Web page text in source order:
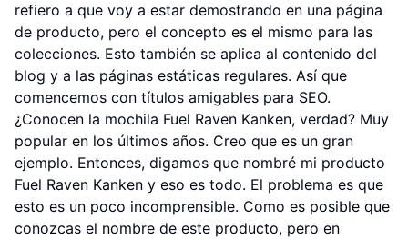
refiero a que voy a estar demostrando en una página
de producto, pero el concepto es el mismo para las
colecciones. Esto también se aplica al contenido del
blog y a las páginas estáticas regulares. Así que
comencemos con títulos amigables para SEO.
¿Conocen la mochila Fuel Raven Kanken, verdad? Muy
popular en los últimos años. Creo que es un gran
ejemplo. Entonces, digamos que nombré mi producto
Fuel Raven Kanken y eso es todo. El problema es que
esto es un poco incomprensible. Como es posible que
conozcas el nombre de este producto, pero en